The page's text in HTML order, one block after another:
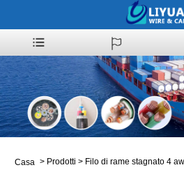
Casa > Prodotti > Filo di rame stagnato 4